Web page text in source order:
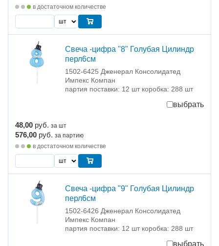
в достаточном количестве
Свеча -цифра "8" Голубая Цилиндр
перл6см
1502-6425 Дженерал Консолидатед
Импекс Компан
партия поставки: 12 шт коробка: 288 шт
выбрать
48,00 руб. за шт
576,00 руб. за партию
в достаточном количестве
Свеча -цифра "9" Голубая Цилиндр
перл6см
1502-6426 Дженерал Консолидатед
Импекс Компан
партия поставки: 12 шт коробка: 288 шт
выбрать